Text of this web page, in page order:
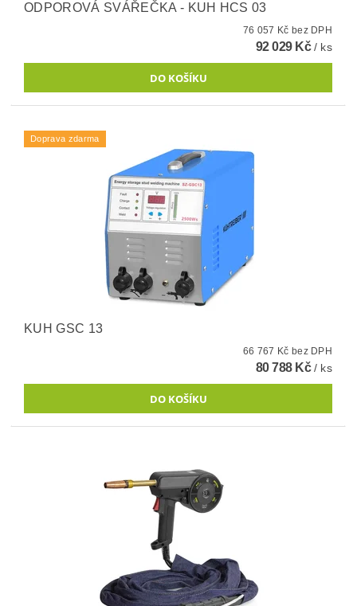
ODPOROVÁ SVÁŘEČKA - KUH HCS 03
76 057 Kč bez DPH
92 029 Kč/ ks
Doprava zdarma
KUH GSC 13
66 767 Kč bez DPH
80 788 Kč/ ks